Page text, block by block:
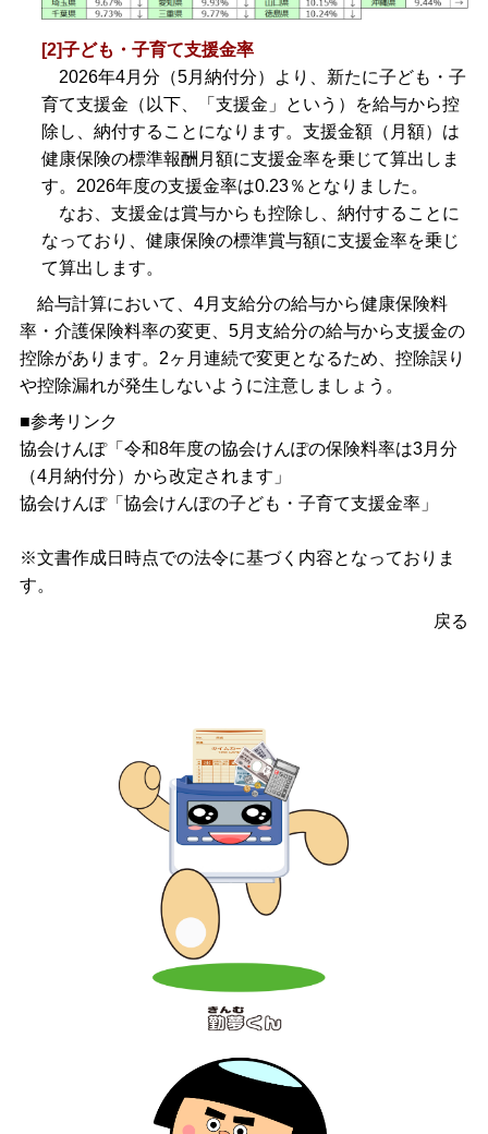
[2]子ども・子育て支援金率
2026年4月分（5月納付分）より、新たに子ども・子
育て支援金（以下、「支援金」という）を給与から控
除し、納付することになります。支援金額（月額）は
健康保険の標準報酬月額に支援金率を乗じて算出しま
す。2026年度の支援金率は0.23％となりました。
なお、支援金は賞与からも控除し、納付することに
なっており、健康保険の標準賞与額に支援金率を乗じ
て算出します。
給与計算において、4月支給分の給与から健康保険料
率・介護保険料率の変更、5月支給分の給与から支援金の
控除があります。2ヶ月連続で変更となるため、控除誤り
や控除漏れが発生しないように注意しましょう。
■参考リンク
協会けんぽ「 令和8年度の協会けんぽの保険料率は3月分
（4月納付分）から改定されます 」
協会けんぽ「 協会けんぽの子ども・子育て支援金率 」
※文書作成日時点での法令に基づく内容となっておりま
す。
戻る